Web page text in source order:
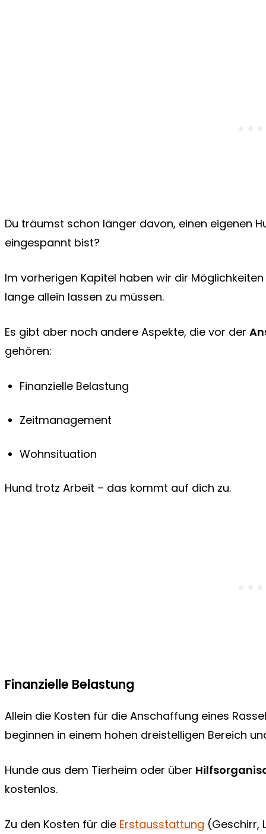
Du träumst schon länger davon, einen eigenen
eingespannt bist?
Im vorherigen Kapitel haben wir dir
lange allein lassen zu müssen.
Es gibt aber noch andere Aspekte, die vor der
gehören:
Finanzielle Belastung
Zeitmanagement
Wohnsituation
Hund trotz Arbeit – das kommt auf dich zu.
Finanzielle Belastung
Allein die Kosten für die Anschaffung eines
beginnen in einem hohen dreistelligen Bereich
Hunde aus dem Tierheim oder über
kostenlos.
Zu den Kosten für die Erstausstattung (Geschirr,